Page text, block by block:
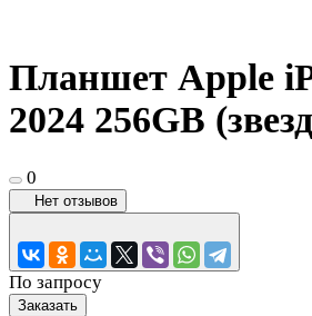
Планшет Apple
2024 256GB
0
Нет отзывов
По запросу
Заказать